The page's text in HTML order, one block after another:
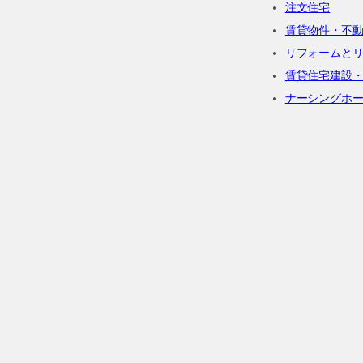
注文住宅
賃貸物件・不
リフォームと
賃貸住宅建設
ナーシングホ